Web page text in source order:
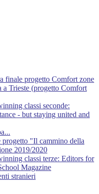
finale progetto Comfort zone
a Trieste (progetto Comfort
classi seconde:
- but staying united and
progetto "Il cammino della
2019/2020
classi terze: Εditors for
Magazine
stranieri